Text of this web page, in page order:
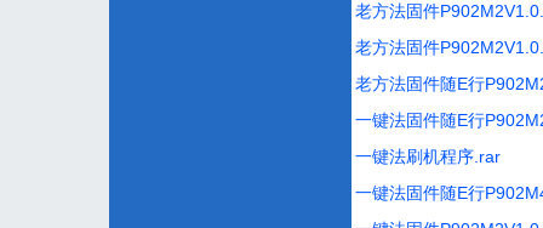
老方法固件
老方法固件
老方法固件随E行
一键法固件随E行
一键法刷机程序.rar
一键法固件随E行